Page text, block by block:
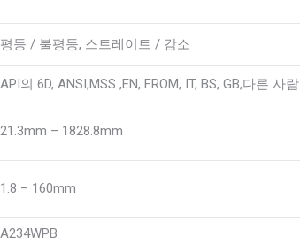
평등 / 불평등, 스트레이트 / 감소
API의 6D, ANSI,MSS ,EN, FROM, IT, BS, GB,다른 사람
21.3mm – 1828.8mm
1.8 – 160mm
A234WPB